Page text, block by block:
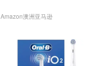
Amazon澳洲亚马逊